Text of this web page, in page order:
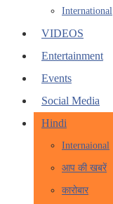
International
VIDEOS
Entertainment
Events
Social Media
Hindi
Internaional
आप की खबरें
कारोबार